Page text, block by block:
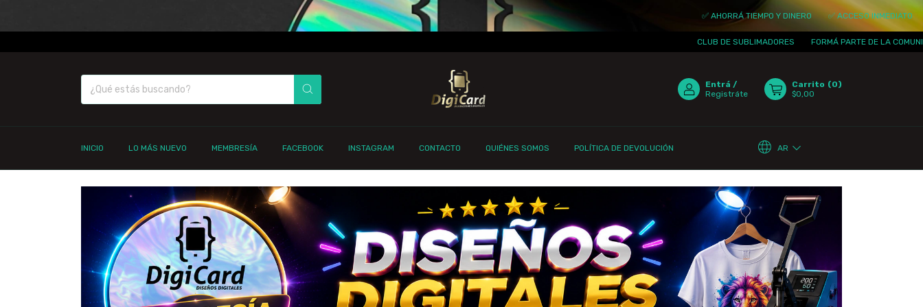
✅ AHORRÁ TIEMPO Y DINERO ✅ ACCESO INMEDIATO ✅
CLUB DE SUBLIMADORES FORMÁ PARTE DE LA COMUNIDAD
Entrá /
Registráte
Carrito (0)
$0,00
INICIO LO MÁS NUEVO MEMBRESÍA FACEBOOK INSTAGRAM CONTACTO QUIÉNES SOMOS POLÍTICA DE DEVOLUCIÓN AR